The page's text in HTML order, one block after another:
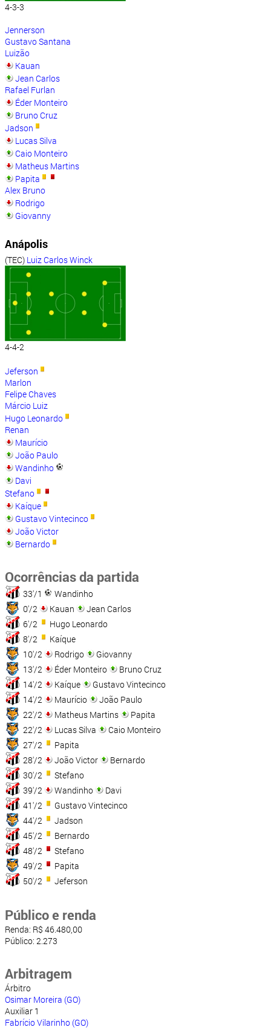
4-3-3
Jennerson
Gustavo Santana
Luizão
Kauan
Jean Carlos
Rafael Furlan
Éder Monteiro
Bruno Cruz
Jadson
Lucas Silva
Caio Monteiro
Matheus Martins
Papita
Alex Bruno
Rodrigo
Giovanny
Anápolis
(TEC) Luiz Carlos Winck
4-4-2
Jeferson
Marlon
Felipe Chaves
Márcio Luiz
Hugo Leonardo
Renan
Maurício
João Paulo
Wandinho
Davi
Stefano
Kaíque
Gustavo Vintecinco
João Victor
Bernardo
Ocorrências da partida
33'/1
Wandinho
0'/2
Kauan
Jean Carlos
6'/2
Hugo Leonardo
8'/2
Kaíque
10'/2
Rodrigo
Giovanny
13'/2
Éder Monteiro
Bruno Cruz
14'/2
Kaíque
Gustavo Vintecinco
14'/2
Maurício
João Paulo
22'/2
Matheus Martins
Papita
22'/2
Lucas Silva
Caio Monteiro
27'/2
Papita
28'/2
João Victor
Bernardo
30'/2
Stefano
39'/2
Wandinho
Davi
41'/2
Gustavo Vintecinco
44'/2
Jadson
45'/2
Bernardo
48'/2
Stefano
49'/2
Papita
50'/2
Jeferson
Público e renda
Renda: R$ 46.480,00
Público: 2.273
Arbitragem
Árbitro
Osimar Moreira (GO)
Auxiliar 1
Fabrício Vilarinho (GO)